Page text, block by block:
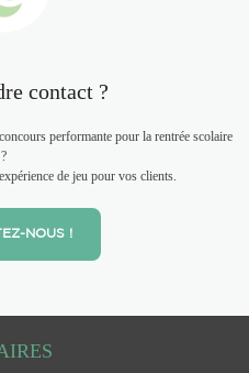
contact ?
performante pour la rentrée scolaire
?
de jeu pour vos clients.
NOUS !